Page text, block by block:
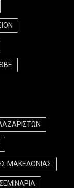
ΜΑΚΕΔΟΝΙΑΣ